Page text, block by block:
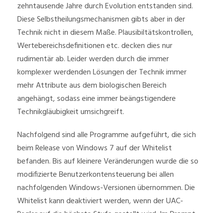
zehntausende Jahre durch Evolution entstanden sind.
Diese Selbstheilungsmechanismen gibts aber in der
Technik nicht in diesem Maße. Plausibiltätskontrollen,
Wertebereichsdefinitionen etc. decken dies nur
rudimentär ab. Leider werden durch die immer
komplexer werdenden Lösungen der Technik immer
mehr Attribute aus dem biologischen Bereich
angehängt, sodass eine immer beängstigendere
Technikgläubigkeit umsichgreift.
Nachfolgend sind alle Programme aufgeführt, die sich
beim Release von Windows 7 auf der Whitelist
befanden. Bis auf kleinere Veränderungen wurde die so
modifizierte Benutzerkontensteuerung bei allen
nachfolgenden Windows-Versionen übernommen. Die
Whitelist kann deaktiviert werden, wenn der UAC-